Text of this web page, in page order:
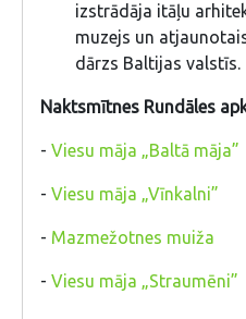
izstrādāja itāļu
muzejs un
dārzs Baltijas valstīs.
Naktsmītnes Rundāles
- Viesu māja „Baltā māja”
- Viesu māja „Vīnkalni”
- Mazmežotnes muiža
- Viesu māja „Straumēni”